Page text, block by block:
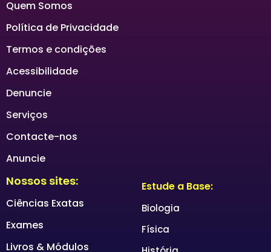
Quem Somos
Política de Privacidade
Termos e condições
Acessibilidade
Denuncie
Serviços
Contacte-nos
Anuncie
Nossos sites:
Ciências Exatas
Exames
Livros & Módulos
Estude a Base:
Biologia
Física